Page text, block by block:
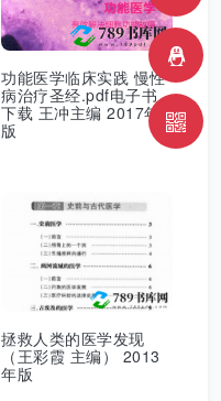
功能医学临床实践 慢性
病治疗圣经.pdf电子书
下载 王冲主编 2017年
版
拯救人类的医学发现
（王彩霞 主编） 2013
年版